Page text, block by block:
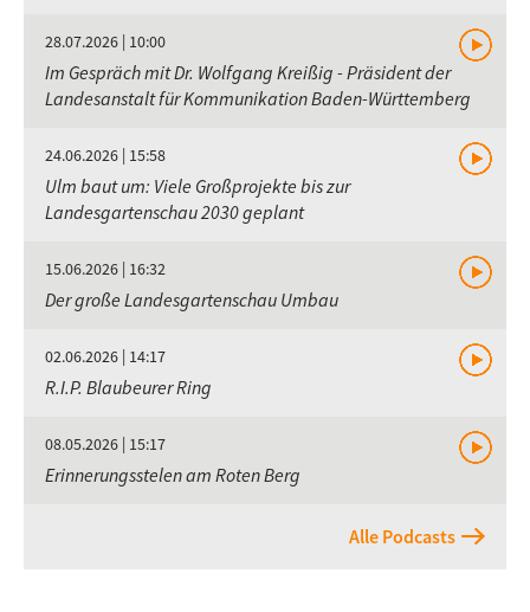
28.07.2026 | 10:00
Im Gespräch mit Dr. Wolfgang Kreißig - Präsident der
Landesanstalt für Kommunikation Baden-Württemberg
24.06.2026 | 15:58
Ulm baut um: Viele Großprojekte bis zur
Landesgartenschau 2030 geplant
15.06.2026 | 16:32
Der große Landesgartenschau Umbau
02.06.2026 | 14:17
R.I.P. Blaubeurer Ring
08.05.2026 | 15:17
Erinnerungsstelen am Roten Berg
Alle Podcasts